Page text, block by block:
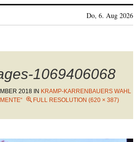
Do, 6. Aug 2026
1069406068
2018 IN KRAMP-KARRENBAUERS WAHL
FULL RESOLUTION (620 × 387)